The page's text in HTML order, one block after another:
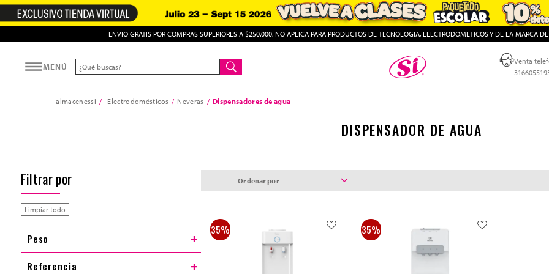
ENVÍO GRATIS POR COMPRAS SUPERIORES A $250.000, NO APLICA PARA PRODUCTOS DE TECNOLOGIA, ELECTRODOMETICOS Y DE LA MARCA
MENÚ
Almacenes SI
Venta
almacenessi Electrodomésticos Neveras Dispensadores de agua
DISPENSADOR DE AGUA
Filtrar por
Limpiar todo
Peso
Referencia
Ordenar por
35% 35%